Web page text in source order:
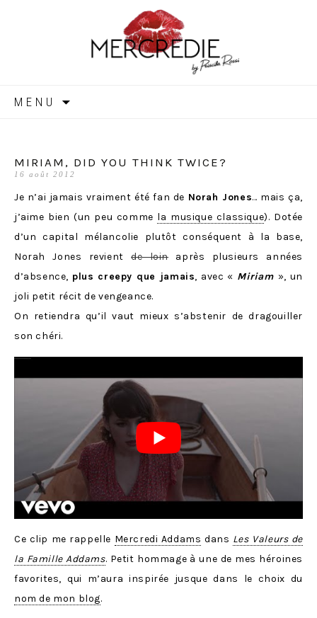
MERCREDIE
MENU
MIRIAM, DID YOU THINK TWICE?
16 août 2012
Je n’ai jamais vraiment été fan de Norah Jones… mais ça,
j’aime bien (un peu comme la musique classique). Dotée
d’un capital mélancolie plutôt conséquent à la base,
Norah Jones revientde loin après plusieurs années
d’absence, plus creepy que jamais, avec « Miriam », un
joli petit récit de vengeance.
On retiendra qu’il vaut mieux s’abstenir de dragouiller
son chéri.
Ce clip me rappelle Mercredi Addams dans Les Valeurs de
la Famille Addams. Petit hommage à une de mes héroines
favorites, qui m’aura inspirée jusque dans le choix du
nom de mon blog.